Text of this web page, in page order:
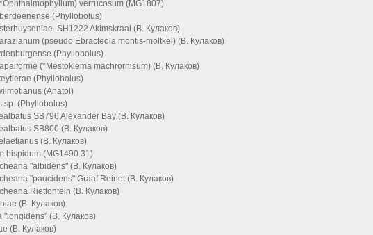
verrucosum (MG1807)
(Phyllobolus)
SH1222 Akimskraal (В. Кулаков)
(pseudo Ebracteola montis-moltkei) (В. Кулаков)
(Phyllobolus)
(*Mestoklema machrorhisum) (В. Кулаков)
(Phyllobolus)
(Anatol)
sp. (Phyllobolus)
SB796 Alexander Bay (В. Кулаков)
SB800 (В. Кулаков)
(В. Кулаков)
hispidum (MG1490.31)
"albidens" (В. Кулаков)
"paucidens" Graaf Reinet (В. Кулаков)
Rietfontein (В. Кулаков)
(В. Кулаков)
"longidens" (В. Кулаков)
(В. Кулаков)